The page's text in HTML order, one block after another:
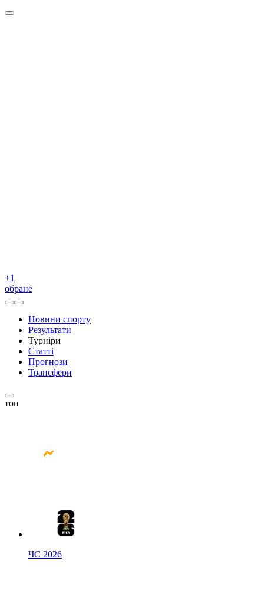
+1
обране
Новини спорту
Результати
Турніри
Статті
Прогнози
Трансфери
топ
ЧС 2026